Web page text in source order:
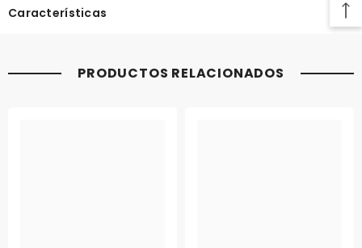
Características
PRODUCTOS RELACIONADOS